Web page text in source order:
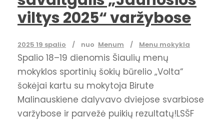
viltys 2025“ varžybose
2025 19 spalio nuo Menum Menu mokykla
Spalio 18–19 dienomis Šiaulių menų
mokyklos sportinių šokių būrelio „Volta“
šokėjai kartu su mokytoja Birute
Malinauskiene dalyvavo dviejose svarbiose
varžybose ir parvežė puikių rezultatų!LSŠF